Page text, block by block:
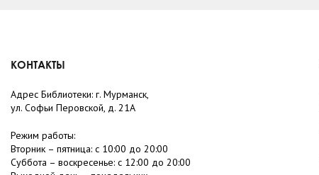
КОНТАКТЫ
Адрес Библиотеки: г. Мурманск,
ул. Софьи Перовской, д. 21А
Режим работы:
Вторник – пятница: с 10:00 до 20:00
Суббота – воскресенье: c 12:00 до 20:00